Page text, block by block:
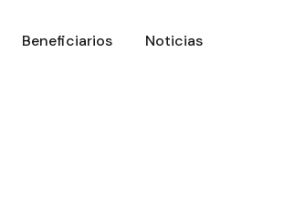
Beneficiarios Noticias